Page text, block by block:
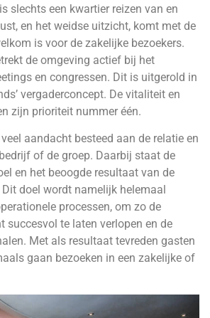
slechts een kwartier reizen van en
en het weidse uitzicht, komt met de
is voor de zakelijke bezoekers.
de omgeving actief bij het
en congressen. Dit is uitgerold in
vergaderconcept. De vitaliteit en
zijn prioriteit nummer één.
aandacht besteed aan de relatie en
of de groep. Daarbij staat de
en het beoogde resultaat van de
doel wordt namelijk helemaal
processen, om zo de
succesvol te laten verlopen en de
Met als resultaat tevreden gasten
gaan bezoeken in een zakelijke of